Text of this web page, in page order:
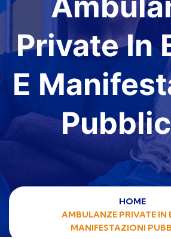
Private In
E
HOME
AMBULANZE PRIVATE IN
MANIFESTAZIONI